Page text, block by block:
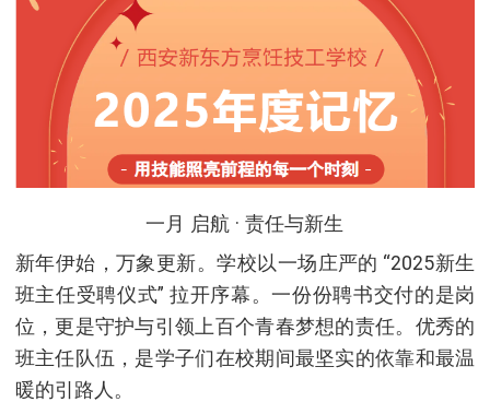
一月 启航 · 责任与新生
新年伊始，万象更新。学校以一场庄严的 “2025新生
班主任受聘仪式” 拉开序幕。一份份聘书交付的是岗
位，更是守护与引领上百个青春梦想的责任。优秀的
班主任队伍，是学子们在校期间最坚实的依靠和最温
暖的引路人。